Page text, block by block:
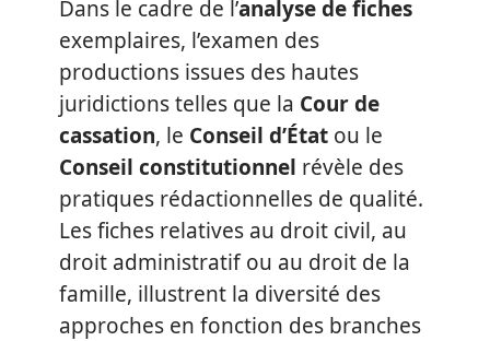
Dans le cadre de l’analyse de fiches
exemplaires, l’examen des
productions issues des hautes
juridictions telles que la Cour de
cassation, le Conseil d’État ou le
Conseil constitutionnel révèle des
pratiques rédactionnelles de qualité.
Les fiches relatives au droit civil, au
droit administratif ou au droit de la
famille, illustrent la diversité des
approches en fonction des branches